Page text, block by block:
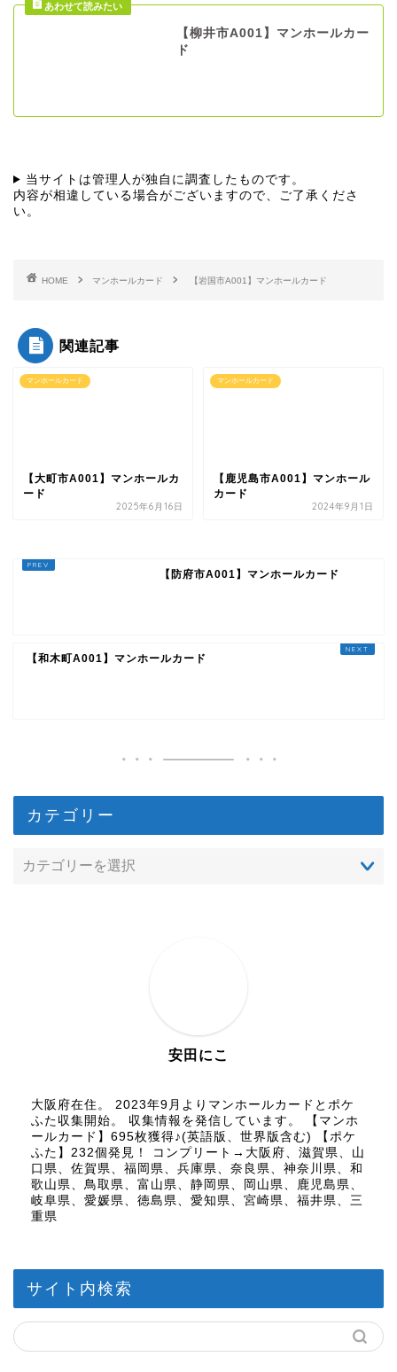
【柳井市A001】マンホールカー
ド
当サイトは管理人が独自に調査したものです。
内容が相違している場合がございますので、ご了承くださ
い。
HOME マンホールカード 【岩国市A001】マンホールカード
関連記事
マンホールカード
【大町市A001】マンホールカ
ード
2025年6月16日
マンホールカード
【鹿児島市A001】マンホール
カード
2024年9月1日
【防府市A001】マンホールカード
【和木町A001】マンホールカード
カテゴリー
安田にこ
大阪府在住。 2023年9月よりマンホールカードとポケ
ふた収集開始。 収集情報を発信しています。 【マンホ
ールカード】695枚獲得♪(英語版、世界版含む) 【ポケ
ふた】232個発見！ コンプリート→大阪府、滋賀県、山
口県、佐賀県、福岡県、兵庫県、奈良県、神奈川県、和
歌山県、鳥取県、富山県、静岡県、岡山県、鹿児島県、
岐阜県、愛媛県、徳島県、愛知県、宮崎県、福井県、三
重県
サイト内検索